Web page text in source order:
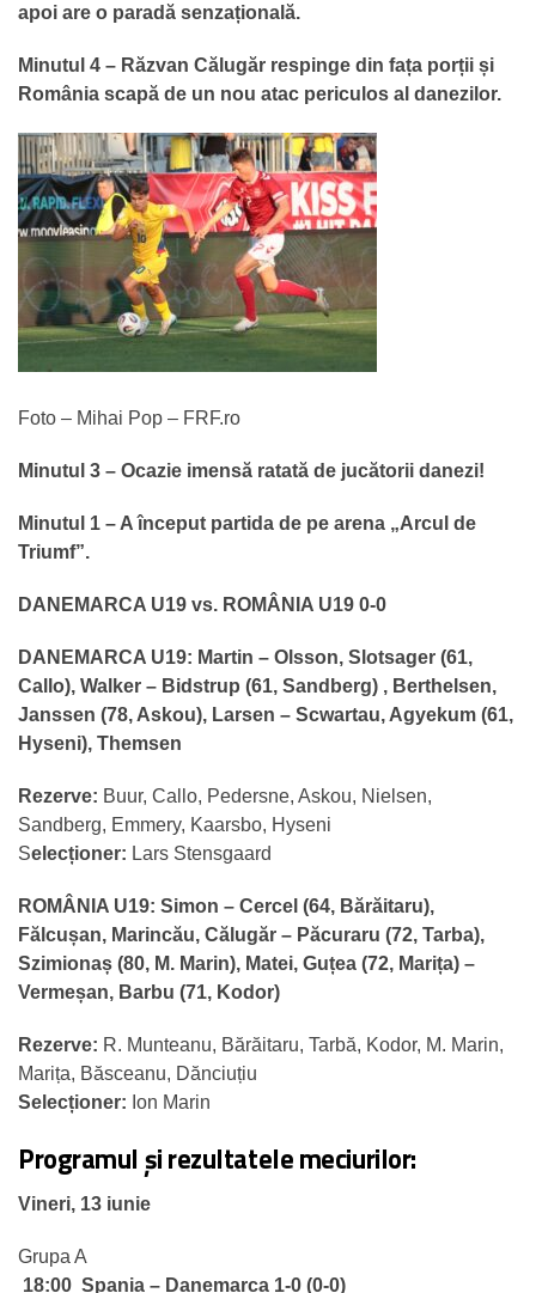
apoi are o paradă senzațională.
Minutul 4 – Răzvan Călugăr respinge din fața porții și
România scapă de un nou atac periculos al danezilor.
Foto – Mihai Pop – FRF.ro
Minutul 3 – Ocazie imensă ratată de jucătorii danezi!
Minutul 1 – A început partida de pe arena „Arcul de
Triumf”.
DANEMARCA U19 vs. ROMÂNIA U19 0-0
DANEMARCA U19: Martin – Olsson, Slotsager (61,
Callo), Walker – Bidstrup (61, Sandberg) , Berthelsen,
Janssen (78, Askou), Larsen – Scwartau, Agyekum (61,
Hyseni), Themsen
Rezerve: Buur, Callo, Pedersne, Askou, Nielsen,
Sandberg, Emmery, Kaarsbo, Hyseni
Selecționer: Lars Stensgaard
ROMÂNIA U19: Simon – Cercel (64, Bărăitaru),
Fălcușan, Marincău, Călugăr – Păcuraru (72, Tarba),
Szimionaș (80, M. Marin), Matei, Guțea (72, Marița) –
Vermeșan, Barbu (71, Kodor)
Rezerve: R. Munteanu, Bărăitaru, Tarbă, Kodor, M. Marin,
Marița, Băsceanu, Dănciuțiu
Selecționer: Ion Marin
Programul și rezultatele meciurilor:
Vineri, 13 iunie
Grupa A
18:00 Spania – Danemarca 1-0 (0-0)